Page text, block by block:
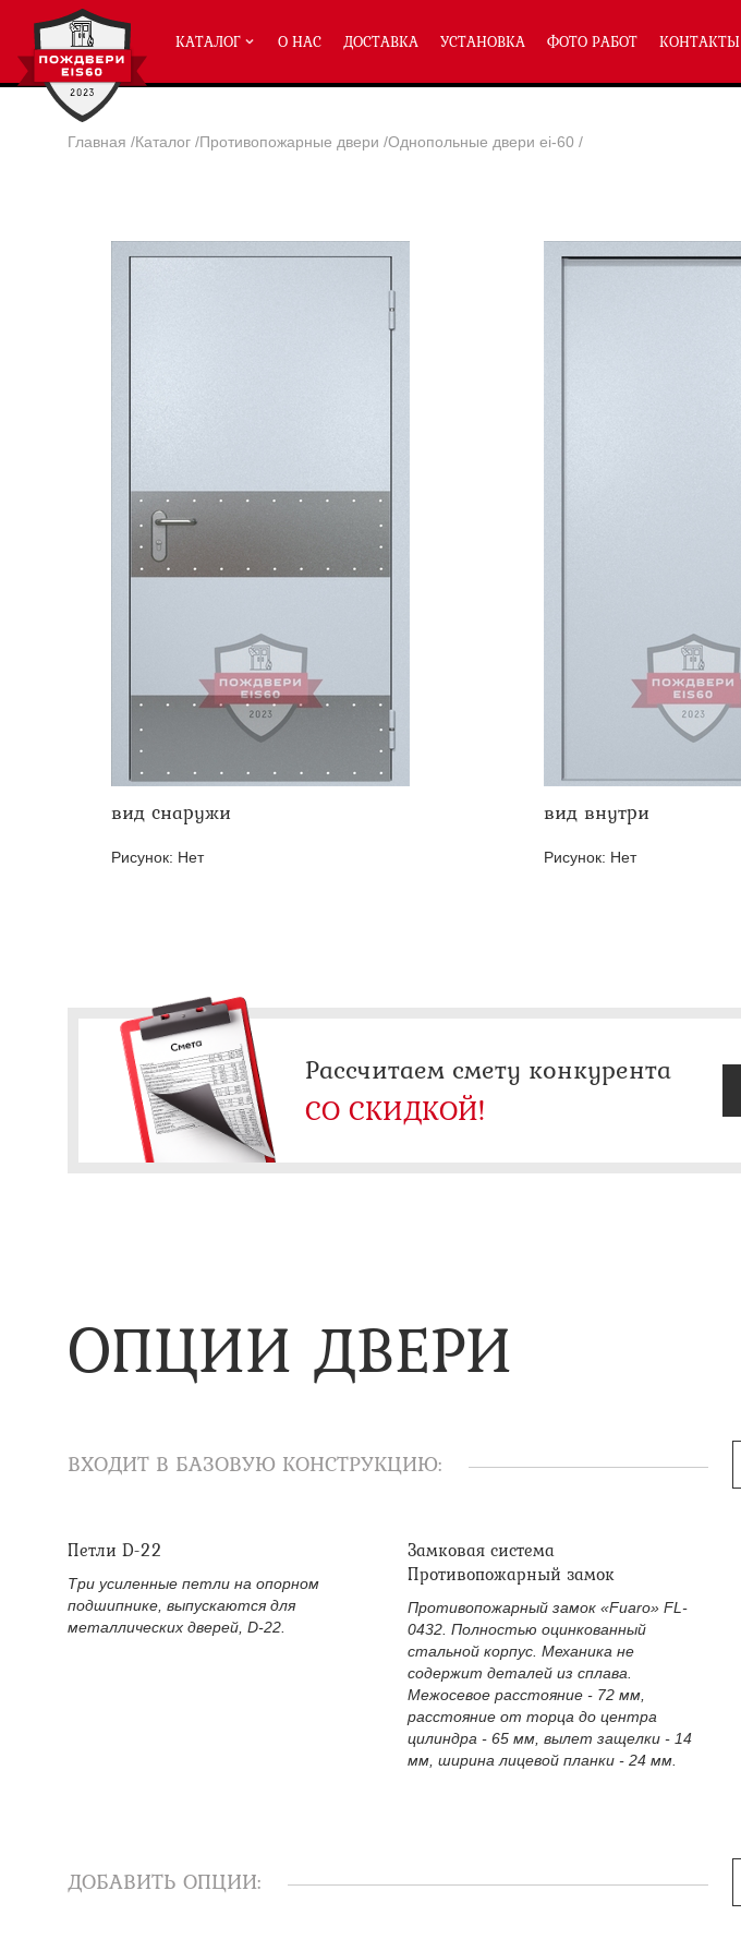
КАТАЛОГ
Полуторные двери ei-60
Глухие двери ei-60
Остекленные двери ei-60
Двери ei-60 для производственных помещений
Противопожарные двери со стыковочным узлом
О НАС ДОСТАВКА УСТАНОВКА ФОТО РАБОТ КОНТАКТЫ
Главная /Каталог /Противопожарные двери /Однопольные двери ei-60 /
вид снаружи
Рисунок: Нет
вид внутри
Рисунок: Нет
Рассчитаем смету конкурента
СО СКИДКОЙ!
ОПЦИИ ДВЕРИ
ВХОДИТ В БАЗОВУЮ КОНСТРУКЦИЮ:
Петли D-22
Три усиленные петли на опорном
подшипнике, выпускаются для
металлических дверей, D-22.
Замковая система
Противопожарный замок
Противопожарный замок «Fuaro» FL-
0432. Полностью оцинкованный
стальной корпус. Механика не
содержит деталей из сплава.
Межосевое расстояние - 72 мм,
расстояние от торца до центра
цилиндра - 65 мм, вылет защелки - 14
мм, ширина лицевой планки - 24 мм.
ДОБАВИТЬ ОПЦИИ: